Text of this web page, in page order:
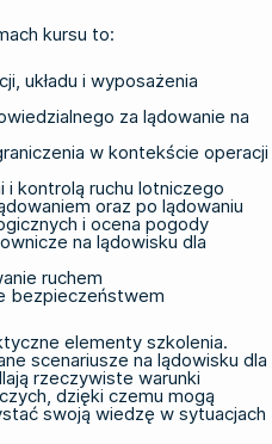
kursu to:
układu i wyposażenia
za lądowanie na
w kontekście operacji
i kontrolą ruchu lotniczego
oraz po lądowaniu
i ocena pogody
na lądowisku dla
ruchem
bezpieczeństwem
elementy szkolenia.
scenariusze na lądowisku dla
rzeczywiste warunki
dzięki czemu mogą
swoją wiedzę w sytuacjach